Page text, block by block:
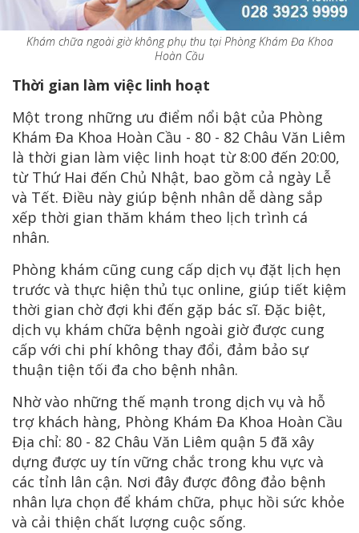
Khám chữa ngoài giờ không phụ thu tại Phòng Khám Đa Khoa
Hoàn Cầu
Thời gian làm việc linh hoạt
Một trong những ưu điểm nổi bật của Phòng
Khám Đa Khoa Hoàn Cầu - 80 - 82 Châu Văn Liêm
là thời gian làm việc linh hoạt từ 8:00 đến 20:00,
từ Thứ Hai đến Chủ Nhật, bao gồm cả ngày Lễ
và Tết. Điều này giúp bệnh nhân dễ dàng sắp
xếp thời gian thăm khám theo lịch trình cá
nhân.
Phòng khám cũng cung cấp dịch vụ đặt lịch hẹn
trước và thực hiện thủ tục online, giúp tiết kiệm
thời gian chờ đợi khi đến gặp bác sĩ. Đặc biệt,
dịch vụ khám chữa bệnh ngoài giờ được cung
cấp với chi phí không thay đổi, đảm bảo sự
thuận tiện tối đa cho bệnh nhân.
Nhờ vào những thế mạnh trong dịch vụ và hỗ
trợ khách hàng, Phòng Khám Đa Khoa Hoàn Cầu
Địa chỉ: 80 - 82 Châu Văn Liêm quận 5 đã xây
dựng được uy tín vững chắc trong khu vực và
các tỉnh lân cận. Nơi đây được đông đảo bệnh
nhân lựa chọn để khám chữa, phục hồi sức khỏe
và cải thiện chất lượng cuộc sống.